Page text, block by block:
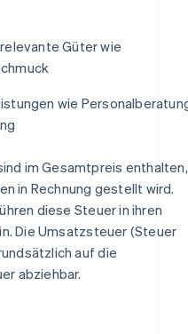
Güter wie
wie
im Gesamtpreis enthalten,
in Rechnung gestellt wird.
diese Steuer in ihren
Die Umsatzsteuer (Steuer
auf die
abziehbar.